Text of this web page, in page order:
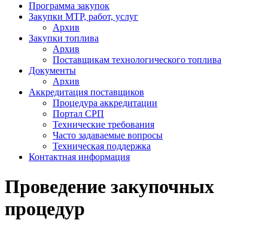
Программа закупок
Закупки МТР, работ, услуг
Архив
Закупки топлива
Архив
Поставщикам технологического топлива
Документы
Архив
Аккредитация поставщиков
Процедура аккредитации
Портал СРП
Технические требования
Часто задаваемые вопросы
Техническая поддержка
Контактная информация
Проведение закупочных
процедур